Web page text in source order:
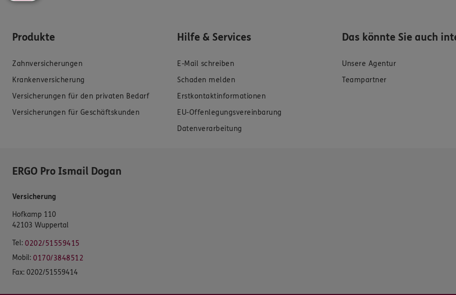
Produkte
Zahnversicherungen
Krankenversicherung
Versicherungen für den privaten Bedarf
Versicherungen für Geschäftskunden
Hilfe & Services
E-Mail schreiben
Schaden melden
Erstkontaktinformationen
EU-Offenlegungsvereinbarung
Datenverarbeitung
Das könnte Sie auch
Unsere Agentur
Teampartner
ERGO Pro Ismail Dogan
Versicherung
Hofkamp 110
42103 Wuppertal
Tel: 0202/51559415
Mobil: 0170/3848512
Fax: 0202/51559414